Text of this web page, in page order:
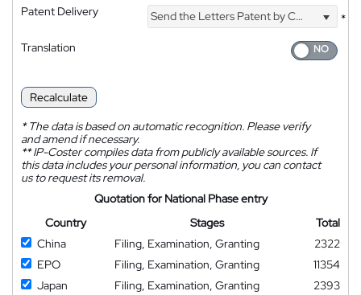
Patent Delivery Send the Letters Patent by Courier
*
Translation
Recalculate
*The data is based on automatic recognition. Please verify
and amend if necessary.
**IP-Coster compiles data from publicly available sources. If
this data includes your personal information, you can contact
us to request its removal.
Quotation for National Phase entry
Country
Stages
Total
China
Filing, Examination, Granting
2322
EPO
Filing, Examination, Granting
11354
Japan
Filing, Examination, Granting
2393